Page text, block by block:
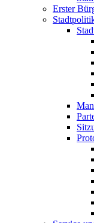
Erster